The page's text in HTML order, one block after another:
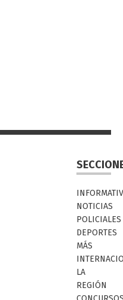
NOTICIAS
POLICIALES
DEPORTES
MÁS
LA
REGIÓN